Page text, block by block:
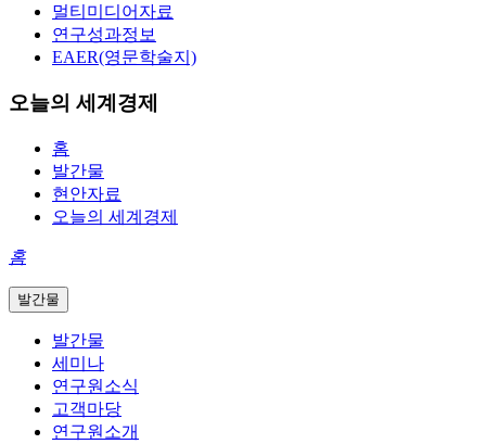
멀티미디어자료
연구성과정보
EAER(영문학술지)
오늘의 세계경제
홈
발간물
현안자료
오늘의 세계경제
홈
발간물
발간물
세미나
연구원소식
고객마당
연구원소개